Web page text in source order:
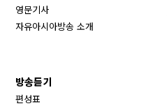
영문기사
자유아시아방송 소개
방송듣기
편성표